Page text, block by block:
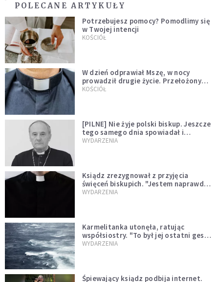
POLECANE ARTYKUŁY
Potrzebujesz pomocy? Pomodlimy się
w Twojej intencji
KOŚCIÓŁ
W dzień odprawiał Mszę, w nocy
prowadził drugie życie. Przełożony
kazał mu opuścić zakon
KOŚCIÓŁ
[PILNE] Nie żyje polski biskup. Jeszcze
tego samego dnia spowiadał i
sprawował Mszę świętą
WYDARZENIA
Ksiądz zrezygnował z przyjęcia
święceń biskupich. "Jestem naprawdę
niegodny"
WYDARZENIA
Karmelitanka utonęła, ratując
współsiostry. "To był jej ostatni gest
miłości"
WYDARZENIA
Śpiewający ksiądz podbija internet.